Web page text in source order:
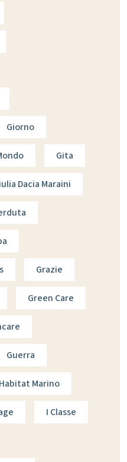
Giorno
Gita
Dacia Maraini
Grazie
Green Care
Guerra
Habitat Marino
I Classe